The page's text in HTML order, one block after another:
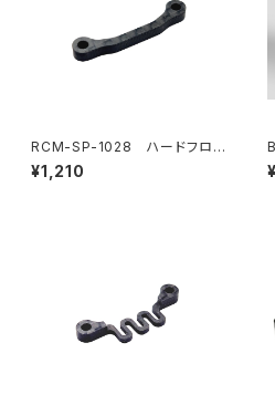
RCM-SP-1028 ハードフロン
トバルクヘッドフレックスブレー
ス(オプション)
¥1,210